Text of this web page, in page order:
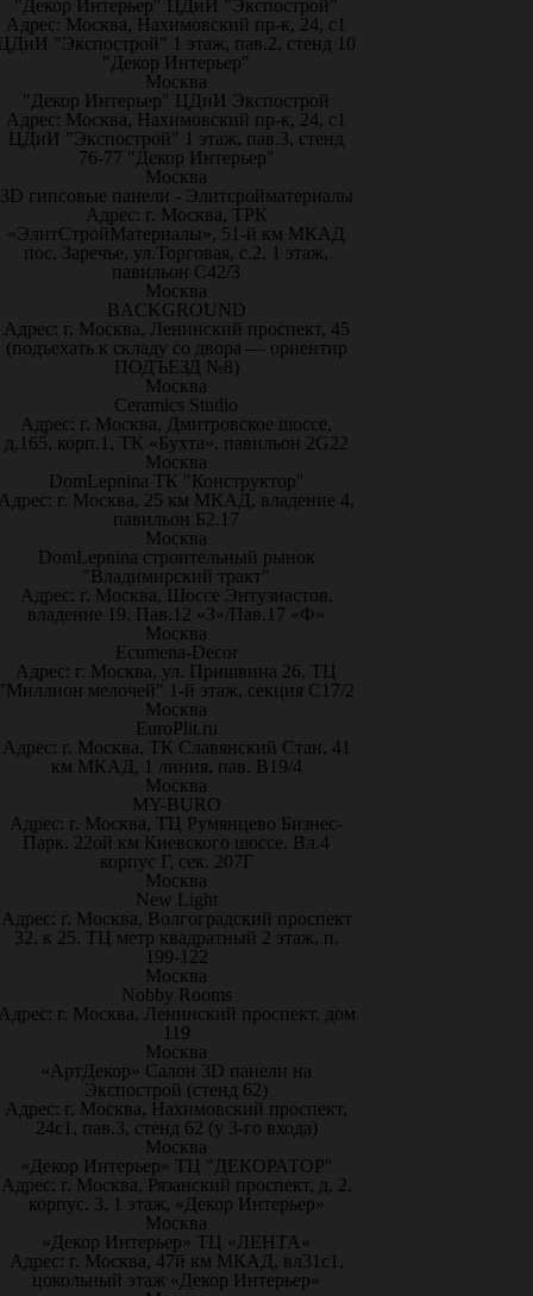
"Декор Интерьер" ЦДиИ "Экспострой"
Адрес: Москва, Нахимовский пр-к, 24, с1
"Экспострой" 1 этаж, пав.2, стенд 10
"Декор Интерьер"
Москва
"Декор Интерьер" ЦДиИ Экспострой
Адрес: Москва, Нахимовский пр-к, 24, с1
ЦДиИ "Экспострой" 1 этаж, пав.3, стенд
76-77 "Декор Интерьер"
Москва
3D гипсовые панели - Элитсройматериалы
Адрес: г. Москва, ТРК
«ЭлитСтройМатериалы», 51-й км МКАД
пос. Заречье, ул.Торговая, с.2, 1 этаж,
павильон С42/3
Москва
BACKGROUND
Адрес: г. Москва, Ленинский проспект, 45
(подъехать к складу со двора — ориентир
ПОДЪЕЗД №8)
Москва
Ceramics Studio
Адрес: г. Москва, Дмитровское шоссе,
д.165, корп.1, ТК «Бухта», павильон 2G22
Москва
DomLepnina ТК "Конструктор"
г. Москва, 25 км МКАД, владение 4,
павильон Б2.17
Москва
DomLepnina строительный рынок
"Владимирский тракт"
Адрес: г. Москва, Шоссе Энтузиастов,
владение 19, Пав.12 «З»/Пав.17 «Ф»
Москва
Ecumena-Decor
Адрес: г. Москва, ул. Пришвина 26, ТЦ
мелочей" 1-й этаж, секция С17/2
Москва
EuroPlit.ru
Адрес: г. Москва, ТК Славянский Стан, 41
км МКАД, 1 линия, пав. В19/4
Москва
MY-BURO
Адрес: г. Москва, ТЦ Румянцево Бизнес-
Парк. 22ой км Киевского шоссе. Вл.4
корпус Г, сек. 207Г
Москва
New Light
Адрес: г. Москва, Волгоградский проспект
32, к 25. ТЦ метр квадратный 2 этаж, п.
199-122
Москва
Nobby Rooms
г. Москва, Ленинский проспект, дом
119
Москва
«АртДекор» Салон 3D панели на
Экспострой (стенд 62)
Адрес: г. Москва, Нахимовский проспект,
24с1, пав.3, стенд 62 (у 3-го входа)
Москва
«Декор Интерьер» ТЦ "ДЕКОРАТОР"
Адрес: г. Москва, Рязанский проспект, д. 2,
корпус. 3, 1 этаж, «Декор Интерьер»
Москва
«Декор Интерьер» ТЦ «ЛЕНТА»
Адрес: г. Москва, 47й км МКАД, вл31с1,
цокольный этаж «Декор Интерьер»